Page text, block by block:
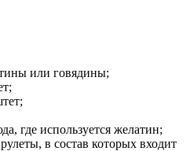
или говядины;
где используется желатин;
в состав которых входит